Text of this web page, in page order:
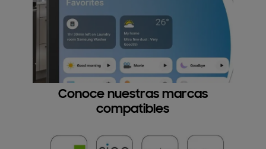
Conoce nuestras marcas
compatibles